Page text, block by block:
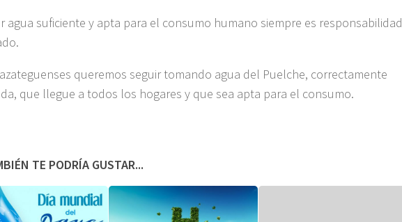
agua suficiente y apta para el consumo humano siempre es responsabilidad
queremos seguir tomando agua del Puelche, correctamente
que llegue a todos los hogares y que sea apta para el consumo.
TE PODRÍA GUSTAR...